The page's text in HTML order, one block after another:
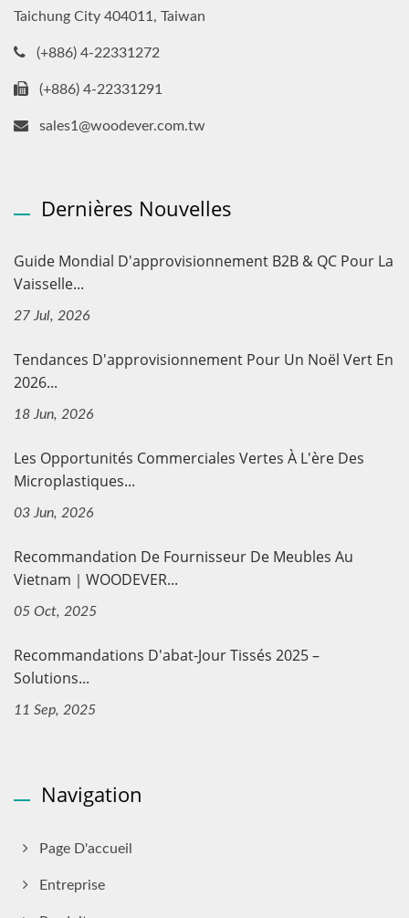
Taichung City 404011, Taiwan
(+886) 4-22331272
(+886) 4-22331291
sales1@woodever.com.tw
Dernières Nouvelles
Guide Mondial D'approvisionnement B2B & QC Pour La
Vaisselle...
27 Jul, 2026
Tendances D'approvisionnement Pour Un Noël Vert En
2026...
18 Jun, 2026
Les Opportunités Commerciales Vertes À L'ère Des
Microplastiques...
03 Jun, 2026
Recommandation De Fournisseur De Meubles Au
Vietnam｜WOODEVER...
05 Oct, 2025
Recommandations D'abat-Jour Tissés 2025 –
Solutions...
11 Sep, 2025
Navigation
Page D'accueil
Entreprise